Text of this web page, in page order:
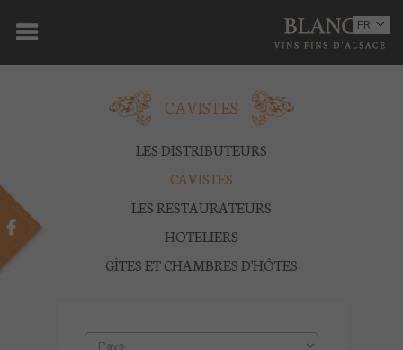
DOMAINE
OENOTOURISME
VINS
BOUTIQUE
MULTIMEDIA
PRESSE
FR
EN
CAVISTES
LES DISTRIBUTEURS
CAVISTES
LES RESTAURATEURS
HOTELIERS
GÎTES ET CHAMBRES D'HÔTES